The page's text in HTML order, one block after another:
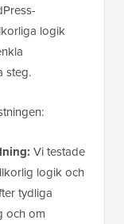
logik
steg.
Vi testade
logik och
tydliga
och om